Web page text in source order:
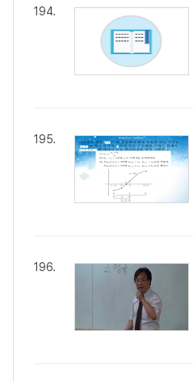
194.
195.
196.